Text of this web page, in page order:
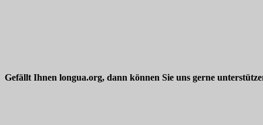
Gefällt Ihnen longua.org, dann können Sie uns gerne